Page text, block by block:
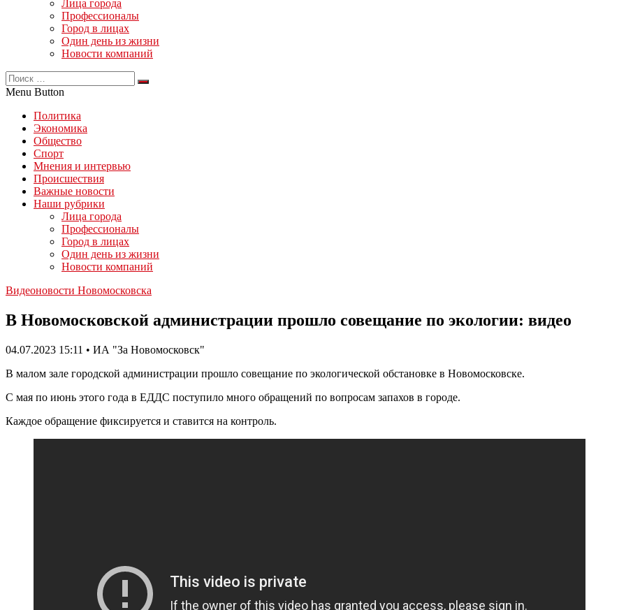
Лица города
Профессионалы
Город в лицах
Один день из жизни
Новости компаний
Menu Button
Политика
Экономика
Общество
Спорт
Мнения и интервью
Происшествия
Важные новости
Наши рубрики
Лица города
Профессионалы
Город в лицах
Один день из жизни
Новости компаний
Видеоновости Новомосковска
В Новомосковской администрации прошло совещание по экологии: видео
04.07.2023 15:11 • ИА "За Новомосковск"
В малом зале городской администрации прошло совещание по экологической обстановке в Новомосковске.
С мая по июнь этого года в ЕДДС поступило много обращений по вопросам запахов в городе.
Каждое обращение фиксируется и ставится на контроль.